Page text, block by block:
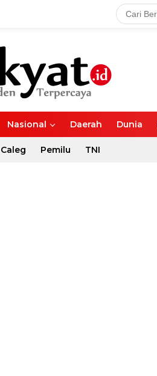
Nasional Daerah Dunia
Caleg Pemilu TNI